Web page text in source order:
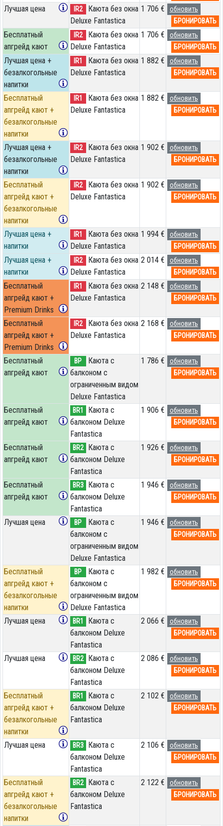
Лучшая цена IR2
Каюта без окна
Deluxe Fantastica
1 706 €
обновить
БРОНИРОВАТЬ
Бесплатный
апгрейд кают
IR2
Каюта без окна
Deluxe Fantastica
1 706 €
обновить
БРОНИРОВАТЬ
Лучшая цена +
безалкогольные
напитки
IR1
Каюта без окна
Deluxe Fantastica
1 882 €
обновить
БРОНИРОВАТЬ
Бесплатный
апгрейд кают +
безалкогольные
напитки
IR1
Каюта без окна
Deluxe Fantastica
1 882 €
обновить
БРОНИРОВАТЬ
Лучшая цена +
безалкогольные
напитки
IR2
Каюта без окна
Deluxe Fantastica
1 902 €
обновить
БРОНИРОВАТЬ
Бесплатный
апгрейд кают +
безалкогольные
напитки
IR2
Каюта без окна
Deluxe Fantastica
1 902 €
обновить
БРОНИРОВАТЬ
Лучшая цена +
напитки
IR1
Каюта без окна
Deluxe Fantastica
1 994 €
обновить
БРОНИРОВАТЬ
Лучшая цена +
напитки
IR2
Каюта без окна
Deluxe Fantastica
2 014 €
обновить
БРОНИРОВАТЬ
Бесплатный
апгрейд кают +
Premium Drinks
IR1
Каюта без окна
Deluxe Fantastica
2 148 €
обновить
БРОНИРОВАТЬ
Бесплатный
апгрейд кают +
Premium Drinks
IR2
Каюта без окна
Deluxe Fantastica
2 168 €
обновить
БРОНИРОВАТЬ
Бесплатный
апгрейд кают
BP
Каюта с
балконом c
ограниченным видом
Deluxe Fantastica
1 786 €
обновить
БРОНИРОВАТЬ
Бесплатный
апгрейд кают
BR1
Каюта с
балконом Deluxe
Fantastica
1 906 €
обновить
БРОНИРОВАТЬ
Бесплатный
апгрейд кают
BR2
Каюта с
балконом Deluxe
Fantastica
1 926 €
обновить
БРОНИРОВАТЬ
Бесплатный
апгрейд кают
BR3
Каюта с
балконом Deluxe
Fantastica
1 946 €
обновить
БРОНИРОВАТЬ
Лучшая цена BP
Каюта с
балконом c
ограниченным видом
Deluxe Fantastica
1 946 €
обновить
БРОНИРОВАТЬ
Бесплатный
апгрейд кают +
безалкогольные
напитки
BP
Каюта с
балконом c
ограниченным видом
Deluxe Fantastica
1 982 €
обновить
БРОНИРОВАТЬ
Лучшая цена BR1
Каюта с
балконом Deluxe
Fantastica
2 066 €
обновить
БРОНИРОВАТЬ
Лучшая цена BR2
Каюта с
балконом Deluxe
Fantastica
2 086 €
обновить
БРОНИРОВАТЬ
Бесплатный
апгрейд кают +
безалкогольные
напитки
BR1
Каюта с
балконом Deluxe
Fantastica
2 102 €
обновить
БРОНИРОВАТЬ
Лучшая цена BR3
Каюта с
балконом Deluxe
Fantastica
2 106 €
обновить
БРОНИРОВАТЬ
Бесплатный
апгрейд кают +
безалкогольные
напитки
BR2
Каюта с
балконом Deluxe
Fantastica
2 122 €
обновить
БРОНИРОВАТЬ